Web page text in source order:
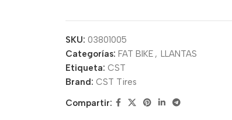
SKU: 03801005
Categorías: FAT BIKE , LLANTAS
Etiqueta: CST
Brand: CST Tires
Compartir: